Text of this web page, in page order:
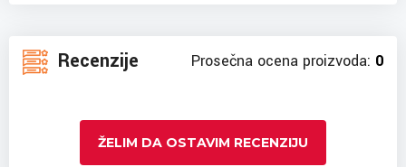
Recenzije Prosečna ocena proizvoda: 0
ŽELIM DA OSTAVIM RECENZIJU